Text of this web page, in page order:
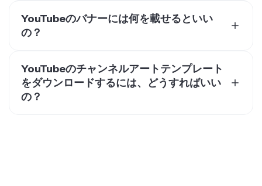
YouTubeのバナーには何を載せるといい
の？
のハンドルを入れてみよう。視聴者や登録者が、
Twitter、Instagram、LinkedIn、Patreonなどの他のプ
ラットフォームで簡単にあなたを見つけられるようにな
YouTubeのチャンネルアートテンプレート
をダウンロードするには、どうすればいい
の？